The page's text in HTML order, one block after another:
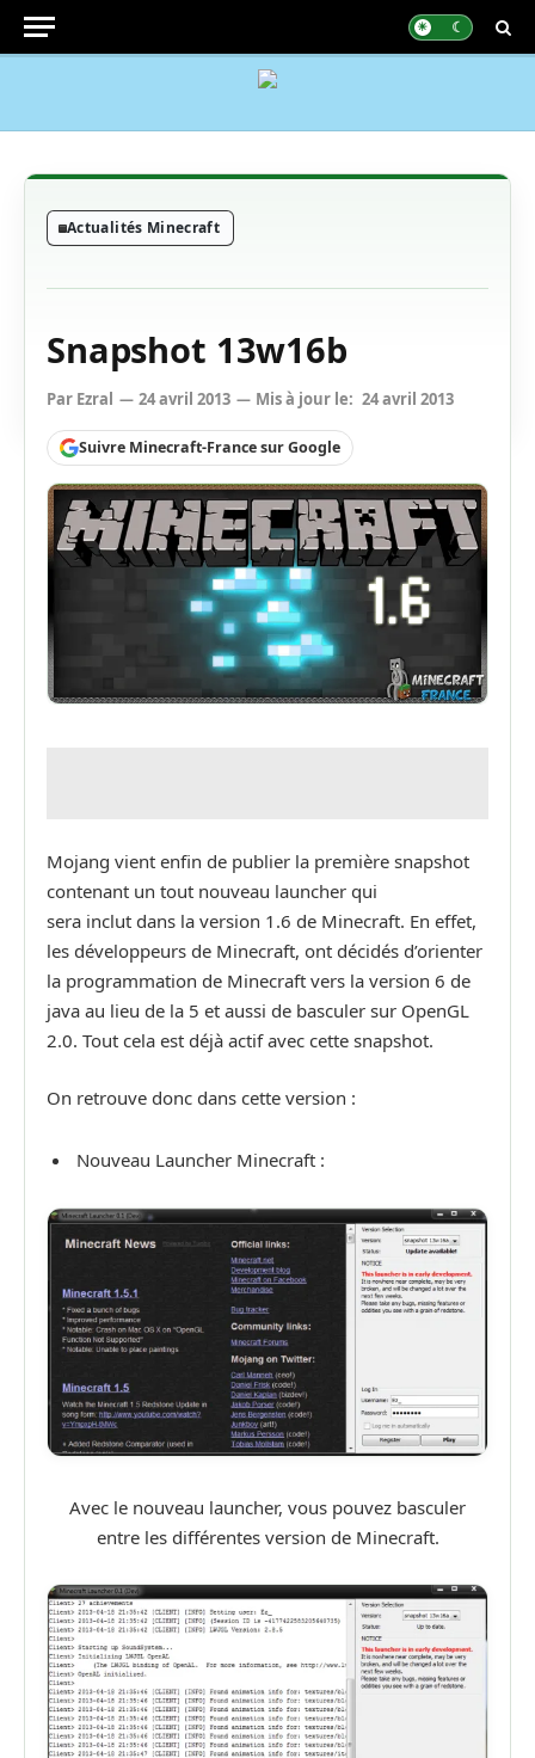
Actualités Minecraft
Snapshot 13w16b
Par Ezral 24 avril 2013 Mis à jour le: 24 avril 2013
Suivre Minecraft-France sur Google
Mojang vient enfin de publier la première snapshot
contenant un tout nouveau launcher qui
sera inclut dans la version 1.6 de Minecraft. En effet,
les développeurs de Minecraft, ont décidés d’orienter
la programmation de Minecraft vers la version 6 de
java au lieu de la 5 et aussi de basculer sur OpenGL
2.0. Tout cela est déjà actif avec cette snapshot.
On retrouve donc dans cette version :
Nouveau Launcher Minecraft :
Avec le nouveau launcher, vous pouvez basculer
entre les différentes version de Minecraft.